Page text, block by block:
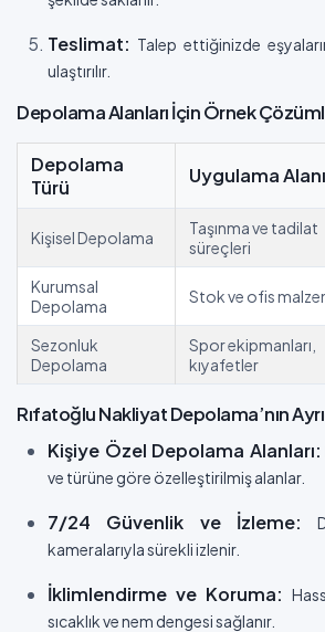
Teslimat: Talep ettiğinizde
ulaştırılır.
Depolama Alanları İçin Örnek
Depolama
Türü
Uygulama Alanı
Kişisel Depolama
Taşınma ve tadilat
süreçleri
Kurumsal
Depolama
Stok ve ofis
Sezonluk
Depolama
Spor ekipmanları,
kıyafetler
Rıfatoğlu Nakliyat Depolama’nın
Kişiye Özel Depolama Alanları:
ve türüne göre özelleştirilmiş alanlar.
7/24 Güvenlik ve İzleme:
kameralarıyla sürekli izlenir.
İklimlendirme ve Koruma:
sıcaklık ve nem dengesi sağlanır.